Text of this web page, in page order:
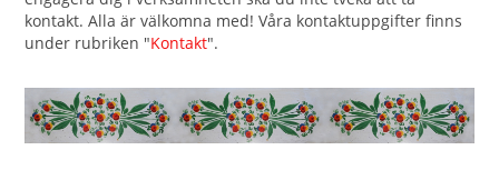
kontakt. Alla är välkomna med! Våra kontaktuppgifter finns
under rubriken "Kontakt".